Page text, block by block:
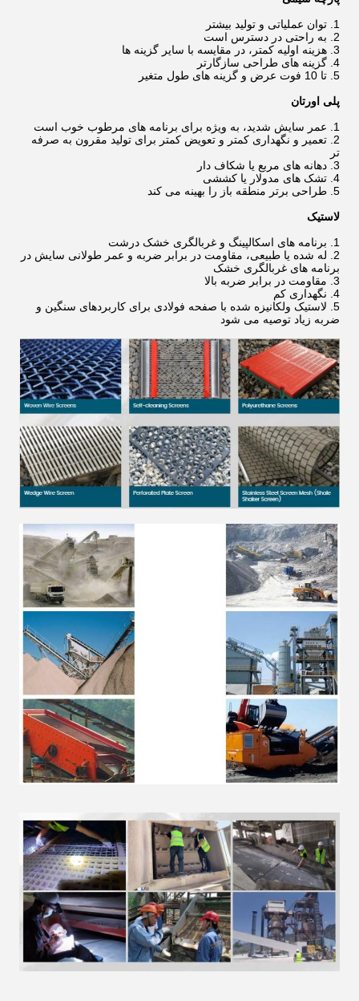
1. توان عملیاتی و تولید بیشتر
2. به راحتی در دسترس است
3. هزینه اولیه کمتر، در مقایسه با سایر گزینه ها
4. گزینه های طراحی سازگارتر
5. تا 10 فوت عرض و گزینه های طول متغیر
پلی اورتان
1. عمر سایش شدید، به ویژه برای برنامه های مرطوب خوب است
2. تعمیر و نگهداری کمتر و تعویض کمتر برای تولید مقرون به صرفه
تر
3. دهانه های مربع یا شکاف دار
4. تشک های مدولار یا کششی
5. طراحی برتر منطقه باز را بهینه می کند
لاستیک
1. برنامه های اسکالپینگ و غربالگری خشک درشت
2. له شده یا طبیعی، مقاومت در برابر ضربه و عمر طولانی سایش در
برنامه های غربالگری خشک
3. مقاومت در برابر ضربه بالا
4. نگهداری کم
5. لاستیک ولکانیزه شده با صفحه فولادی برای کاربردهای سنگین و
ضربه زیاد توصیه می شود